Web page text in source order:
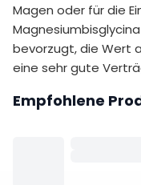
Magen oder für die
bevorzugt, die Wert
eine sehr gute
Empfohlene